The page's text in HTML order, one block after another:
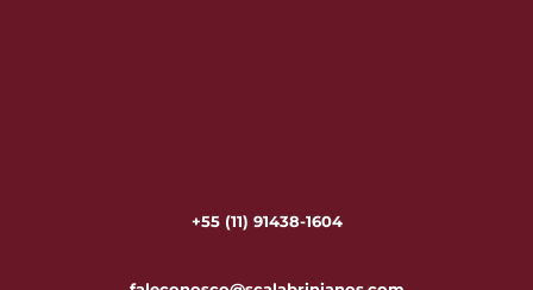
+55 (11) 91438-1604